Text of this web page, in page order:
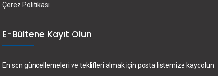
Çerez Politikası
E-Bültene Kayıt Olun
En son güncellemeleri ve teklifleri almak için posta listemize kaydolun